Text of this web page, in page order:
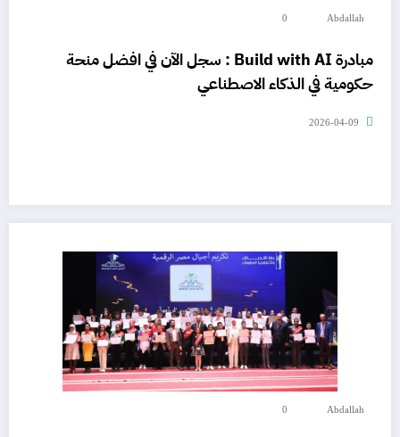
Abdallah
0
مبادرة Build with AI : سجل الآن في افضل منحة
حكومية في الذكاء الاصطناعي
2026-04-09
Abdallah
0